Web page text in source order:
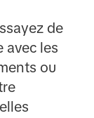
de
avec les
ou